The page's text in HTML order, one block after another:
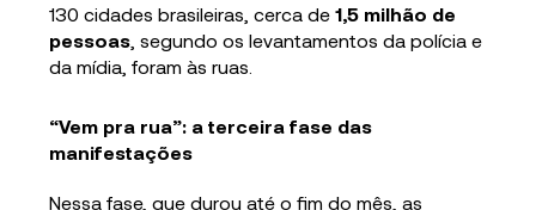
130 cidades brasileiras, cerca de 1,5 milhão de
pessoas , segundo os levantamentos da polícia e
da mídia, foram às ruas.
“Vem pra rua”: a terceira fase das
manifestações
Nessa fase, que durou até o fim do mês, as